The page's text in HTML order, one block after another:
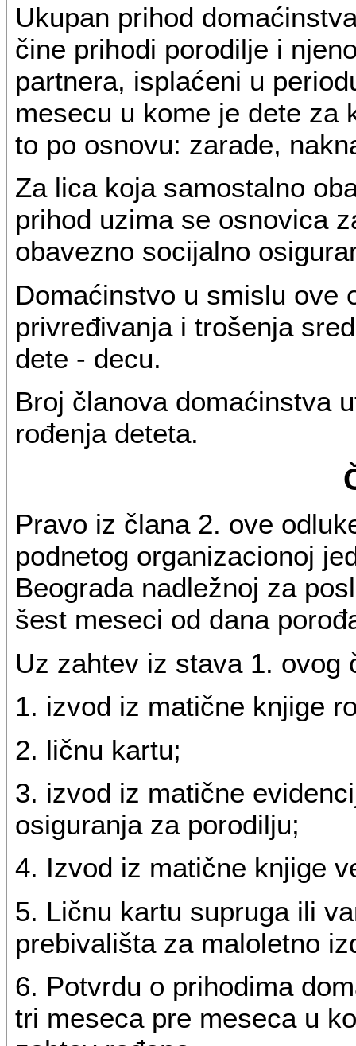
Ukupan prihod
čine prihodi porodilje i
partnera, isplaćeni u
mesecu u kome je dete za
to po osnovu: zarade,
Za lica koja samostalno
prihod uzima se osnovica
obavezno socijalno
Domaćinstvo u smislu ove
privređivanja i trošenja
dete - decu.
Broj članova domaćinstva
rođenja deteta.
Pravo iz člana 2. ove
podnetog organizacionoj
Beograda nadležnoj za
šest meseci od dana
Uz zahtev iz stava 1. ovog
1. izvod iz matične knjige
2. ličnu kartu;
3. izvod iz matične
osiguranja za porodilju;
4. Izvod iz matične knjige
5. Ličnu kartu supruga ili
prebivališta za maloletno
6. Potvrdu o prihodima
tri meseca pre meseca u